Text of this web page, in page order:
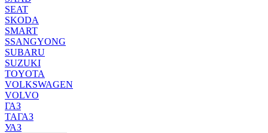
SEAT
SKODA
SMART
SSANGYONG
SUBARU
SUZUKI
TOYOTA
VOLKSWAGEN
VOLVO
ГАЗ
ТАГАЗ
УАЗ